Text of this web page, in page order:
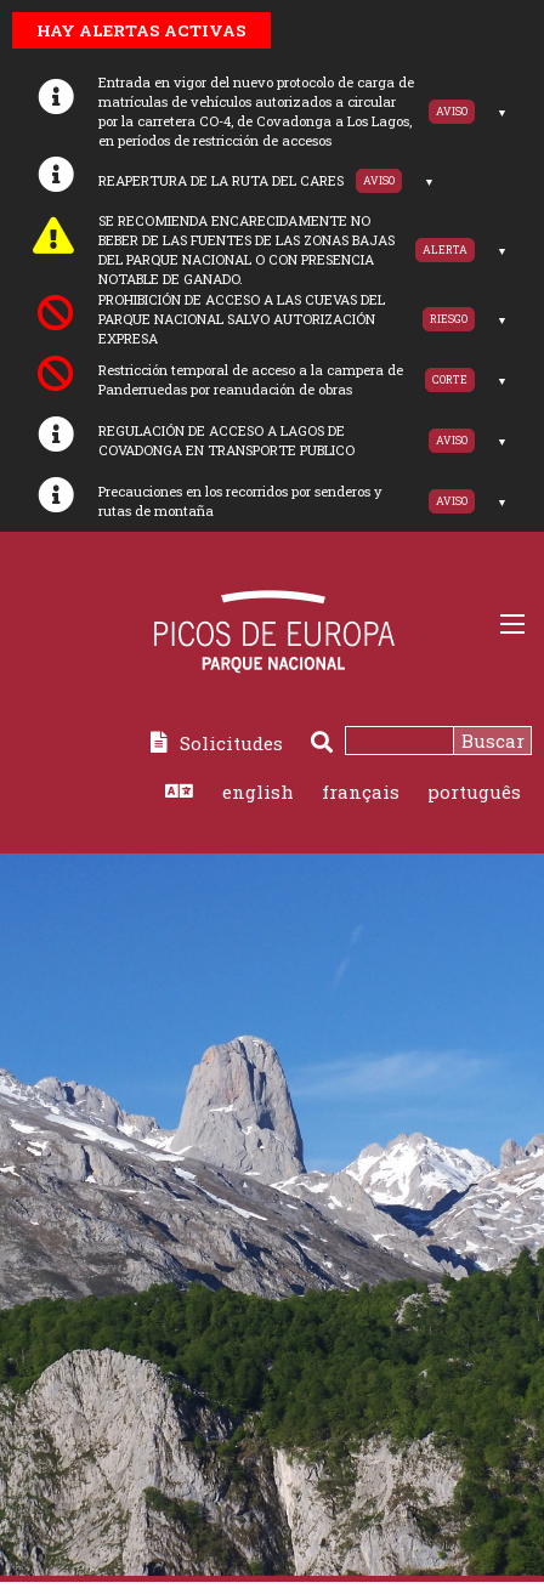
HAY ALERTAS ACTIVAS
Entrada en vigor del nuevo protocolo de carga de
matrículas de vehículos autorizados a circular
por la carretera CO-4, de Covadonga a Los Lagos,
en períodos de restricción de accesos
AVISO
REAPERTURA DE LA RUTA DEL CARES AVISO
SE RECOMIENDA ENCARECIDAMENTE NO
BEBER DE LAS FUENTES DE LAS ZONAS BAJAS
DEL PARQUE NACIONAL O CON PRESENCIA
NOTABLE DE GANADO.
ALERTA
PROHIBICIÓN DE ACCESO A LAS CUEVAS DEL
PARQUE NACIONAL SALVO AUTORIZACIÓN
EXPRESA
RIESGO
Restricción temporal de acceso a la campera de
Panderruedas por reanudación de obras
CORTE
REGULACIÓN DE ACCESO A LAGOS DE
COVADONGA EN TRANSPORTE PUBLICO
AVISO
Precauciones en los recorridos por senderos y
rutas de montaña
AVISO
Solicitudes Buscar
english français português